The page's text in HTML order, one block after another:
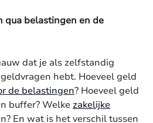
qua belastingen en de
dat je als zelfstandig
hebt. Hoeveel geld
de belastingen? Hoeveel geld
buffer? Welke zakelijke
En wat is het verschil tussen